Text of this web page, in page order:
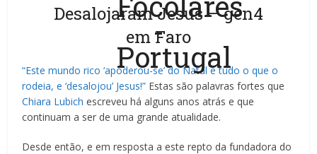
Desalojaram Jesus – gen4
em Faro
“Este mundo rico ‘apoderou-se’ do Natal e tudo o que o
rodeia, e ‘desalojou’ Jesus!” Estas são palavras fortes que
Chiara Lubich escreveu há alguns anos atrás e que
continuam a ser de uma grande atualidade.
Desde então, e em resposta a este repto da fundadora do